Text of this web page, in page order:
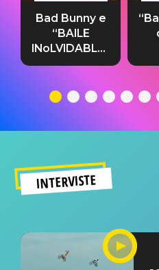
Bad Bunny e
“BAILE
INoLVIDABLE”:
testo,
significato
INTERVISTE